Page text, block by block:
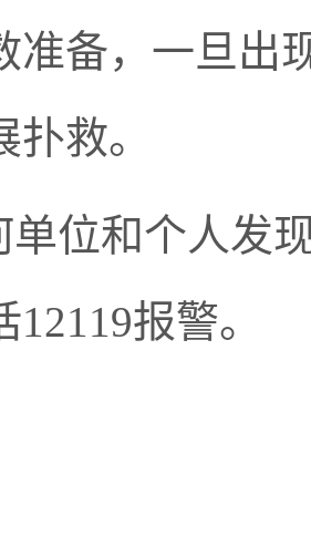
准备，一旦出
救。
单位和个人发
12119报警。